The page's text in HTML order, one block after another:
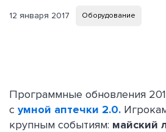
12 января 2017 Оборудование
Программные обновления
с умной аптечки 2.0.
крупным событиям: майский